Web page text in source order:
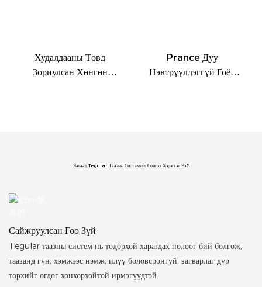
Худалдааны Төвд
Зориулсан Хөнгөн
Prance Дуу
Нэвтрүүлдэггүй Гоёл
Яагаад Tegular Таазны Системийг Сонгох Хэрэгтэй Вэ?
Сайжруулсан Гоо Зүй
Tegular таазны систем нь тодорхой харагдах нөлөөг бий болгож,
таазанд гүн, хэмжээс нэмж, илүү боловсронгуй, загварлаг дүр
төрхийг өгдөг хонхорхойтой ирмэгүүдтэй.